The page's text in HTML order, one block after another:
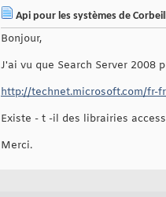
Api pour les systèmes de
Bonjour,
J'ai vu que Search Server 2008
http://technet.microsoft.com/fr-
Existe - t -il des librairies
Merci.